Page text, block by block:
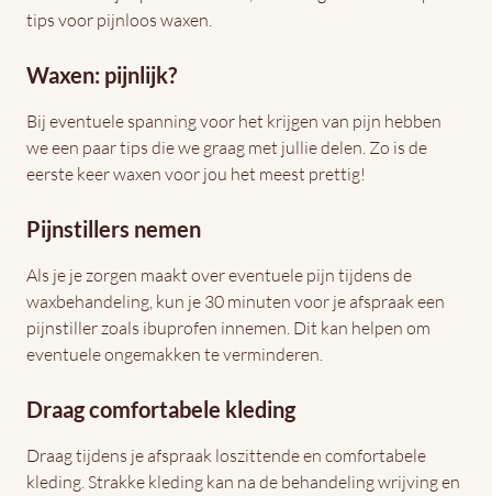
tips voor pijnloos waxen.
Waxen: pijnlijk?
Bij eventuele spanning voor het krijgen van pijn hebben
we een paar tips die we graag met jullie delen. Zo is de
eerste keer waxen voor jou het meest prettig!
Pijnstillers nemen
Als je je zorgen maakt over eventuele pijn tijdens de
waxbehandeling, kun je 30 minuten voor je afspraak een
pijnstiller zoals ibuprofen innemen. Dit kan helpen om
eventuele ongemakken te verminderen.
Draag comfortabele kleding
Draag tijdens je afspraak loszittende en comfortabele
kleding. Strakke kleding kan na de behandeling wrijving en